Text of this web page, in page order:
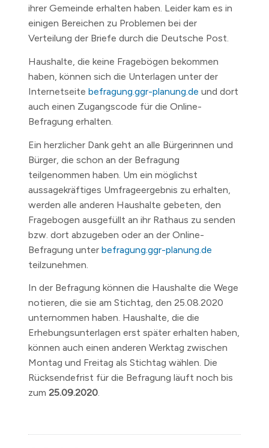
ihrer Gemeinde erhalten haben. Leider kam es in
einigen Bereichen zu Problemen bei der
Verteilung der Briefe durch die Deutsche Post.
Haushalte, die keine Fragebögen bekommen
haben, können sich die Unterlagen unter der
Internetseite befragung.ggr-planung.de und dort
auch einen Zugangscode für die Online-
Befragung erhalten.
Ein herzlicher Dank geht an alle Bürgerinnen und
Bürger, die schon an der Befragung
teilgenommen haben. Um ein möglichst
aussagekräftiges Umfrageergebnis zu erhalten,
werden alle anderen Haushalte gebeten, den
Fragebogen ausgefüllt an ihr Rathaus zu senden
bzw. dort abzugeben oder an der Online-
Befragung unter befragung.ggr-planung.de
teilzunehmen.
In der Befragung können die Haushalte die Wege
notieren, die sie am Stichtag, den 25.08.2020
unternommen haben. Haushalte, die die
Erhebungsunterlagen erst später erhalten haben,
können auch einen anderen Werktag zwischen
Montag und Freitag als Stichtag wählen. Die
Rücksendefrist für die Befragung läuft noch bis
zum 25.09.2020.